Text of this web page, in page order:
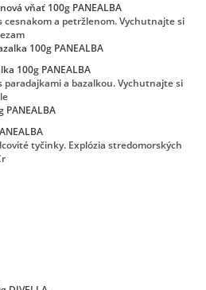
vňať 100g PANEALBA
a petržlenom. Vychutnajte si
100g PANEALBA
a bazalkou. Vychutnajte si
tyčinky. Explózia stredomorských